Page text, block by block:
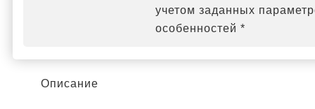
учетом заданных
особенностей *
Описание